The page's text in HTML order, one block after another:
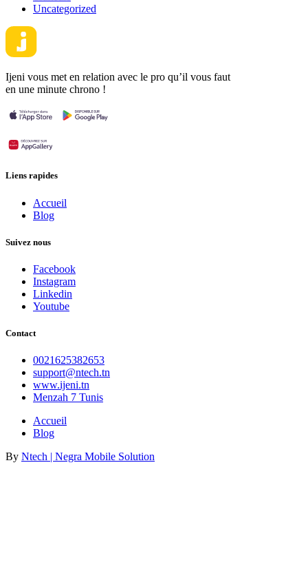
Uncategorized
Ijeni vous met en relation avec le pro qu’il vous faut
en une minute chrono !
Liens rapides
Accueil
Blog
Suivez nous
Facebook
Instagram
Linkedin
Youtube
Contact
0021625382653
support@ntech.tn
www.ijeni.tn
Menzah 7 Tunis
Accueil
Blog
By Ntech | Negra Mobile Solution